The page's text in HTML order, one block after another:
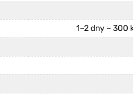
1–2 dny – 300